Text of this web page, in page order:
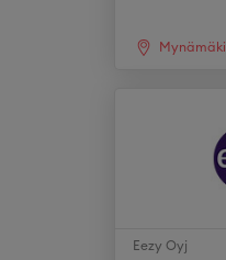
Mynämäki
Eezy Oyj